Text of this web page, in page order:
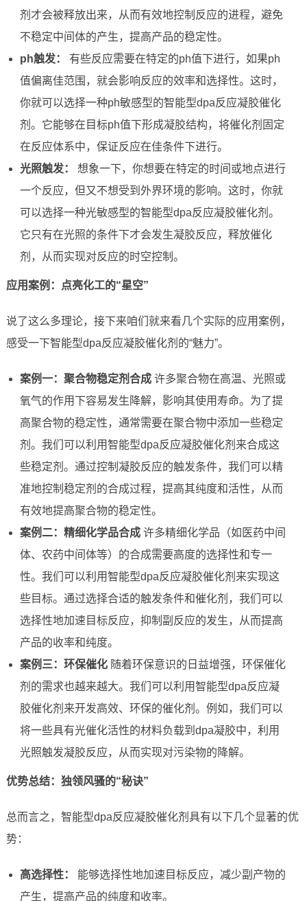
剂才会被释放出来，从而有效地控制反应的进程，避免
不稳定中间体的产生，提高产品的稳定性。
ph触发：
有些反应需要在特定的ph值下进行，如果ph
值偏离佳范围，就会影响反应的效率和选择性。这时，
你就可以选择一种ph敏感型的智能型dpa反应凝胶催化
剂。它能够在目标ph值下形成凝胶结构，将催化剂固定
在反应体系中，保证反应在佳条件下进行。
光照触发：
想象一下，你想要在特定的时间或地点进行
一个反应，但又不想受到外界环境的影响。这时，你就
可以选择一种光敏感型的智能型dpa反应凝胶催化剂。
它只有在光照的条件下才会发生凝胶反应，释放催化
剂，从而实现对反应的时空控制。
应用案例：点亮化工的“星空”
说了这么多理论，接下来咱们就来看几个实际的应用案例，
感受一下智能型dpa反应凝胶催化剂的“魅力”。
案例一：聚合物稳定剂合成许多聚合物在高温、光照或
氧气的作用下容易发生降解，影响其使用寿命。为了提
高聚合物的稳定性，通常需要在聚合物中添加一些稳定
剂。我们可以利用智能型dpa反应凝胶催化剂来合成这
些稳定剂。通过控制凝胶反应的触发条件，我们可以精
准地控制稳定剂的合成过程，提高其纯度和活性，从而
有效地提高聚合物的稳定性。
案例二：精细化学品合成许多精细化学品（如医药中间
体、农药中间体等）的合成需要高度的选择性和专一
性。我们可以利用智能型dpa反应凝胶催化剂来实现这
些目标。通过选择合适的触发条件和催化剂，我们可以
选择性地加速目标反应，抑制副反应的发生，从而提高
产品的收率和纯度。
案例三：环保催化随着环保意识的日益增强，环保催化
剂的需求也越来越大。我们可以利用智能型dpa反应凝
胶催化剂来开发高效、环保的催化剂。例如，我们可以
将一些具有光催化活性的材料负载到dpa凝胶中，利用
光照触发凝胶反应，从而实现对污染物的降解。
优势总结：独领风骚的“秘诀”
总而言之，智能型dpa反应凝胶催化剂具有以下几个显著的优
势：
高选择性：
能够选择性地加速目标反应，减少副产物的
产生，提高产品的纯度和收率。